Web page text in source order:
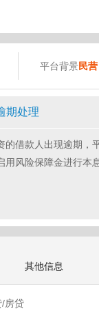
平台背景民营
期处理
的借款人出现逾期，
用风险保障金进行本
其他信息
/房贷